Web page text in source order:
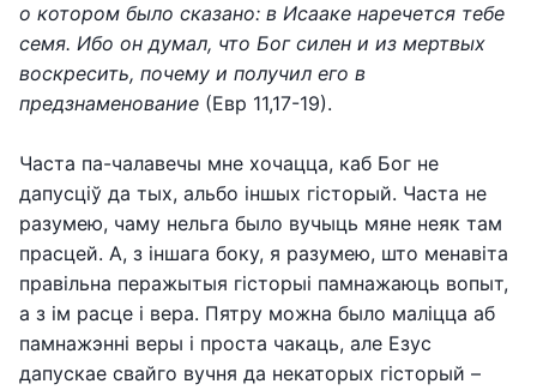
о котором было сказано: в Исааке наречется тебе
семя. Ибо он думал, что Бог силен и из мертвых
воскресить, почему и получил его в
предзнаменование (Евр 11,17-19).
Часта па-чалавечы мне хочацца, каб Бог не
дапусціў да тых, альбо іншых гісторый. Часта не
разумею, чаму нельга было вучыць мяне неяк там
прасцей. А, з іншага боку, я разумею, што менавіта
правільна перажытыя гісторыі памнажаюць вопыт,
а з ім расце і вера. Пятру можна было маліцца аб
памнажэнні веры і проста чакаць, але Езус
дапускае свайго вучня да некаторых гісторый –